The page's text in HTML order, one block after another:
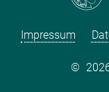
Impressum
©